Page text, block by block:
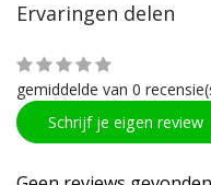
Ervaringen delen
gemiddelde van 0
Schrijf je eigen review